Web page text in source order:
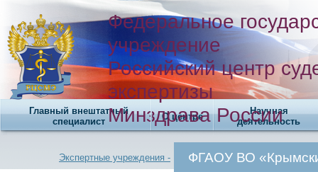
Федеральное
учреждение
Российский центр
экспертизы
Минздрава России
Главный внештатный
специалист
О центре
Научная
деятельность
Экспертные учреждения - ФГАОУ ВО